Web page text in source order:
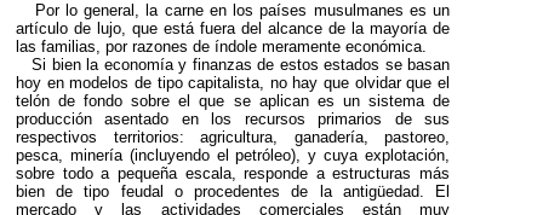
Por lo general, la carne en los países musulmanes es un
artículo de lujo, que está fuera del alcance de la mayoría de
las familias, por razones de índole meramente económica.
Si bien la economía y finanzas de estos estados se basan
hoy en modelos de tipo capitalista, no hay que olvidar que el
telón de fondo sobre el que se aplican es un sistema de
producción asentado en los recursos primarios de sus
respectivos territorios: agricultura, ganadería, pastoreo,
pesca, minería (incluyendo el petróleo), y cuya explotación,
sobre todo a pequeña escala, responde a estructuras más
bien de tipo feudal o procedentes de la antigüedad. El
mercado y las actividades comerciales están muy